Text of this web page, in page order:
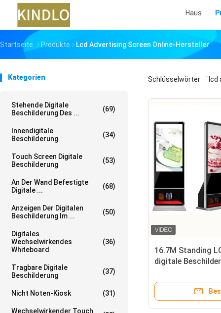
Haus
Startseite Produkte Lcd Advertising Screen Online-Hersteller
Kategorien
Stehende Digitale
Beschilderung Des ...
(69)
Innendigitale
Beschilderung
(34)
Touch Screen Digitale
Beschilderung
(53)
An Der Wand Befestigte
Digitale ...
(68)
Anzeigen Der Digitalen
Beschilderung Im ...
(50)
Digitales
Wechselwirkendes
Whiteboard
(36)
Tragbare Digitale
Beschilderung
(37)
Nicht Noten-Kiosk (31)
Wechselwirkender Touch
Schlüsselwörter 「
16.7M Standing
digitale